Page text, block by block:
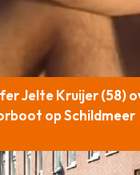
Jelte Kruijer (58)
op Schildmeer